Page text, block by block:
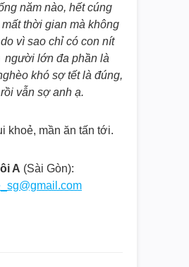
năm nào, hết cúng
thời gian mà không
vì sao chỉ có con nít
người lớn đa phần là
khó sợ tết là đúng,
vẫn sợ anh ạ.
khoẻ, mần ăn tấn tới.
A (Sài Gòn):